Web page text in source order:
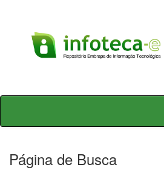
Skip
Página de Busca